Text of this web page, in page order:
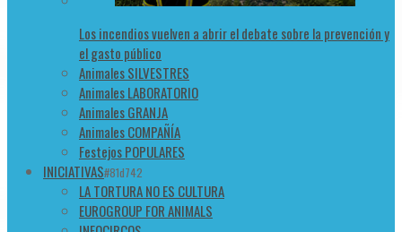
Los incendios vuelven a abrir el debate sobre la prevención y
el gasto público
Animales SILVESTRES
Animales LABORATORIO
Animales GRANJA
Animales COMPAÑÍA
Festejos POPULARES
INICIATIVAS#81d742
LA TORTURA NO ES CULTURA
EUROGROUP FOR ANIMALS